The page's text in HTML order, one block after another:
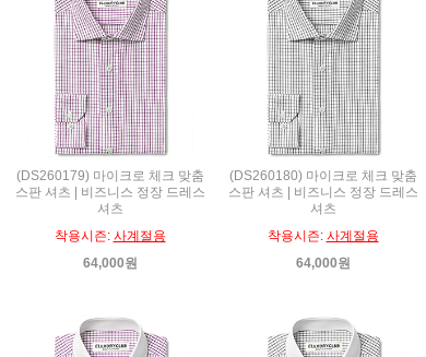
(DS260179) 마이크로 체크 맞춤
스판 셔츠 | 비즈니스 정장 드레스
셔츠
착용시즌: 사계절용
64,000원
(DS260180) 마이크로 체크 맞춤
스판 셔츠 | 비즈니스 정장 드레스
셔츠
착용시즌: 사계절용
64,000원